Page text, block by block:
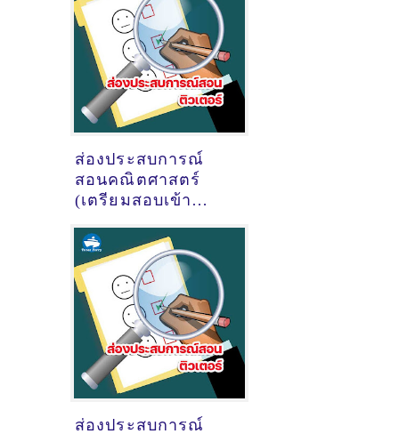
ส่องประสบการณ์
สอนคณิตศาสตร์
(เตรียมสอบเข้า
ครูพี่วัน วันเฉลิม
คล้ายวันเพ็ญ @หมู
บ้านสวนสุขสิริ ต.เนิน
พระ อ.เมืองระยอง
ส่องประสบการณ์